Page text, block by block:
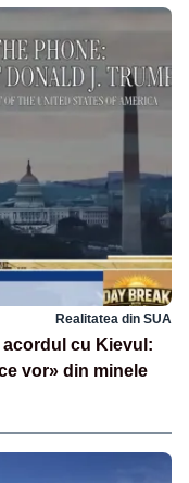
Realitatea din SUA
cu Kievul:
vor» din minele